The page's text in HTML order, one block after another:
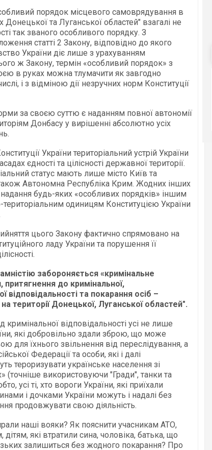
порядок місцевого самоврядування в
та Луганської областей" взагалі не
так званого особливого порядку. З
статті 2 Закону, відповідно до якого
України діє лише з урахуванням
ж Закону, термін «особливий порядок» з
в руках можна тлумачити як завгодно
і з відміною дії незручних норм Конституції
за своєю суттю є наданням повної автономії
Донбасу у вирішенні абсолютно усіх
України територіальний устрій України
єдності та цілісності державної території.
статус мають лише місто Київ та
Автономна Республіка Крим. Жодних інших
будь-яких «особливих порядків» іншим
територіальним одиницям Конституцією України
цього Закону фактично спрямовано на
ладу України та порушення її
забороняється «кримінальне
притягнення до кримінальної,
відповідальності та покарання осіб –
на території Донецької, Луганської областей".
кримінальної відповідальності усі не лише
які добровільно здали зброю, що може
для їхнього звільнення від переслідування, а
Федерації та особи, які і далі
тероризувати українське населення зі
(точніше використовуючи "Гради", танки та
усі ті, хто вороги України, які приїхали
і дочками України можуть і надалі без
продовжувати свою діяльність.
наші вояки? Як пояснити учасникам АТО,
які втратили сина, чоловіка, батька, що
залишиться без жодного покарання? Про